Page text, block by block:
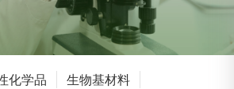
化学品 生物基材料